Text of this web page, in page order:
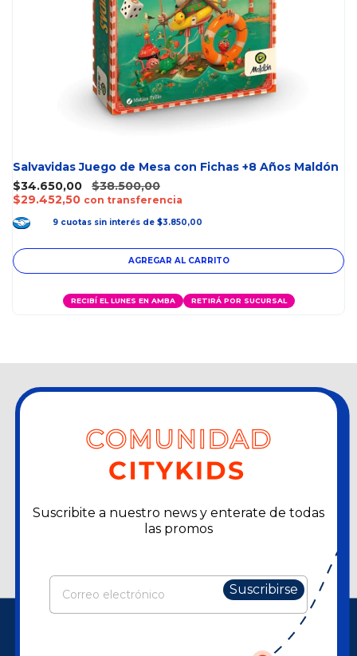
Salvavidas Juego de Mesa con Fichas +8 Años Maldón
$34.650,00
$38.500,00
$29.452,50 con transferencia
9 cuotas sin interés de $3.850,00
RECIBÍ EL LUNES EN AMBA RETIRÁ POR SUCURSAL
Suscribite a nuestro news y enterate de todas
las promos